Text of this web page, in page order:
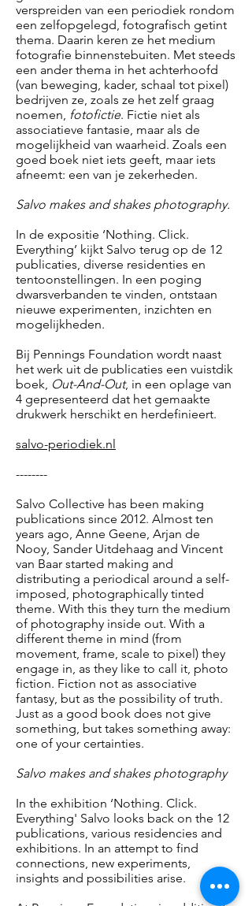
verspreiden van een periodiek rondom
een zelfopgelegd, fotografisch getint
thema. Daarin keren ze het medium
fotografie binnenstebuiten. Met steeds
een ander thema in het achterhoofd
(van beweging, kader, schaal tot pixel)
bedrijven ze, zoals ze het zelf graag
noemen, fotofictie. Fictie niet als
associatieve fantasie, maar als de
mogelijkheid van waarheid. Zoals een
goed boek niet iets geeft, maar iets
afneemt: een van je zekerheden.
Salvo makes and shakes photography.
In de expositie ‘Nothing. Click.
Everything’ kijkt Salvo terug op de 12
publicaties, diverse residenties en
tentoonstellingen. In een poging
dwarsverbanden te vinden, ontstaan
nieuwe experimenten, inzichten en
mogelijkheden.
Bij Pennings Foundation wordt naast
het werk uit de publicaties een vuistdik
boek, Out-And-Out, in een oplage van
4 gepresenteerd dat het gemaakte
drukwerk herschikt en herdefinieert.
salvo-periodiek.nl
--------
Salvo Collective has been making
publications since 2012. Almost ten
years ago, Anne Geene, Arjan de
Nooy, Sander Uitdehaag and Vincent
van Baar started making and
distributing a periodical around a self-
imposed, photographically tinted
theme. With this they turn the medium
of photography inside out. With a
different theme in mind (from
movement, frame, scale to pixel) they
engage in, as they like to call it, photo
fiction. Fiction not as associative
fantasy, but as the possibility of truth.
Just as a good book does not give
something, but takes something away:
one of your certainties.
Salvo makes and shakes photography
In the exhibition ‘Nothing. Click.
Everything' Salvo looks back on the 12
publications, various residencies and
exhibitions. In an attempt to find
connections, new experiments,
insights and possibilities arise.